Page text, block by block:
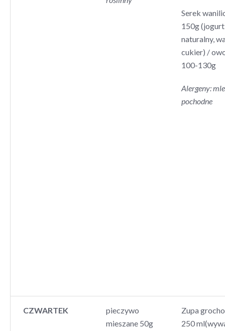
Serek
150g (jogurt
naturalny,
cukier) /
100-130g
Alergeny:
pochodne
CZWARTEK
pieczywo
mieszane 50g
Zupa
250